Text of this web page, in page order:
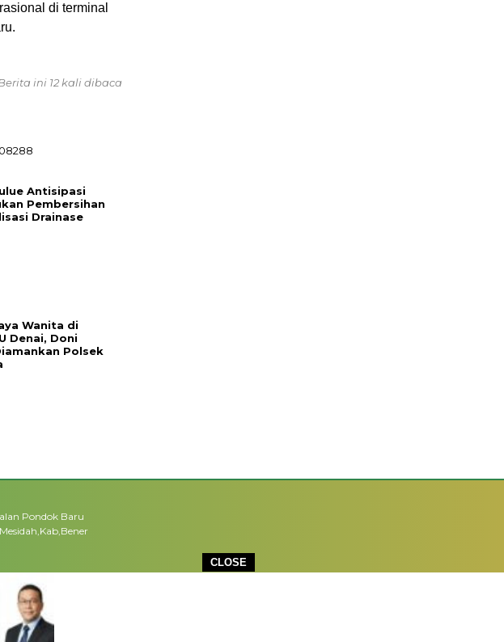
CLOSE
di terminal
ini 12 kali dibaca
Antisipasi
Pembersihan
Drainase
Wanita di
Denai, Doni
Polsek
Pondok Baru